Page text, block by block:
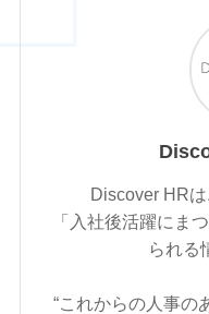
Discover HR
「入社後活躍にま
られる
“これからの人事の